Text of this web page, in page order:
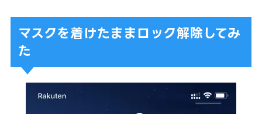
マスクを着けたままロック解除してみ
た